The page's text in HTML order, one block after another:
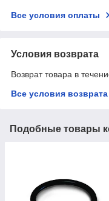
Все условия оплаты
Условия возврата
Возврат товара в
Все условия возврата
Подобные товары